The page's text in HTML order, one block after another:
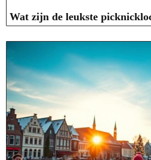
Wat zijn de leukste